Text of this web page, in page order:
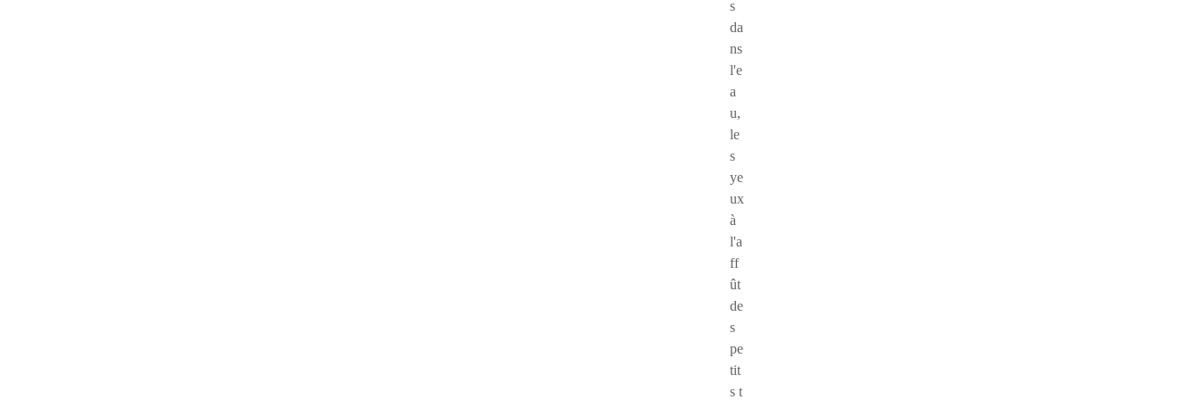
s
da
ns
l'e
a
u,
le
s
ye
ux
à
l'a
ff
ût
de
s
pe
tit
s t